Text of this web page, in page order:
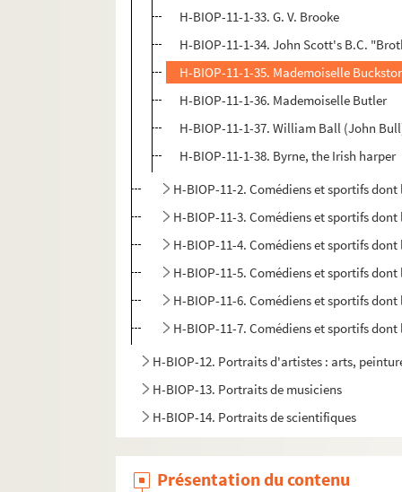
H-BIOP-11-1-33. G. V. Brooke
H-BIOP-11-1-34. John Scott's B.C.
H-BIOP-11-1-35. Mademoiselle
H-BIOP-11-1-36. Mademoiselle Butler
H-BIOP-11-1-37. William Ball (John
H-BIOP-11-1-38. Byrne, the Irish harper
H-BIOP-11-2. Comédiens et sportifs
H-BIOP-11-3. Comédiens et sportifs
H-BIOP-11-4. Comédiens et sportifs
H-BIOP-11-5. Comédiens et sportifs
H-BIOP-11-6. Comédiens et sportifs
H-BIOP-11-7. Comédiens et sportifs
H-BIOP-12. Portraits d'artistes : arts,
H-BIOP-13. Portraits de musiciens
H-BIOP-14. Portraits de scientifiques
Présentation du contenu